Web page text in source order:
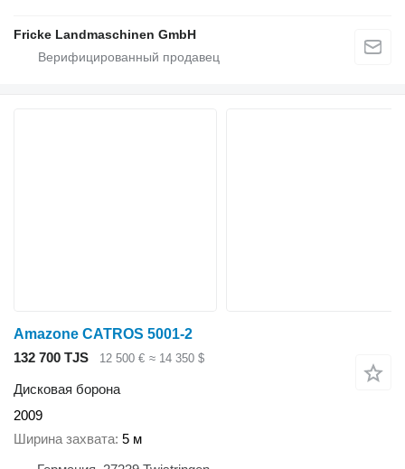
Fricke Landmaschinen GmbH
Amazone CATROS 5001-2
132 700 TJS
12 500 € ≈ 14 350 $
Дисковая борона
2009
Ширина захвата 5 м